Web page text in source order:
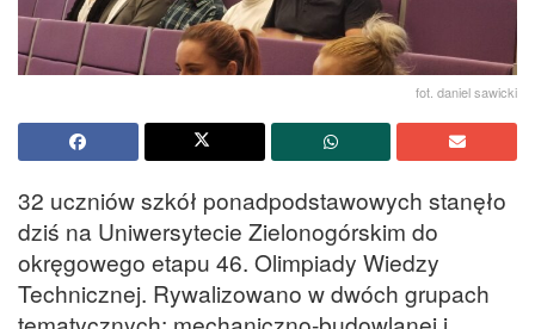
fot. daniel sawicki
32 uczniów szkół ponadpodstawowych stanęło
dziś na Uniwersytecie Zielonogórskim do
okręgowego etapu 46. Olimpiady Wiedzy
Technicznej. Rywalizowano w dwóch grupach